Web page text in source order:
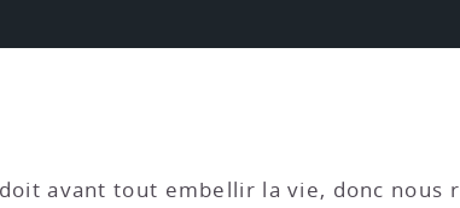
doit avant tout embellir la vie, donc nous